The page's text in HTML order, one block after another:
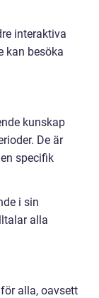
interaktiva
kan besöka
kunskap
De är
specifik
i sin
alla
alla, oavsett